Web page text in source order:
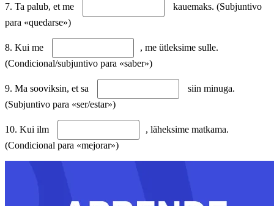
7. Ta palub, et me
kauemaks. (Subjuntivo
para «quedarse»)
8. Kui me
, me ütleksime sulle.
(Condicional/subjuntivo para «saber»)
9. Ma sooviksin, et sa
siin minuga.
(Subjuntivo para «ser/estar»)
10. Kui ilm
, läheksime matkama.
(Condicional para «mejorar»)